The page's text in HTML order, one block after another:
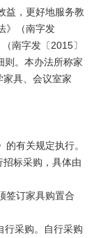
，更好地服务教
》（南字发
南字发〔2015〕
则。本办法所称家
具、会议室家
有关规定执行。
标采购，具体由
签订家具购置合
行采购。自行采购